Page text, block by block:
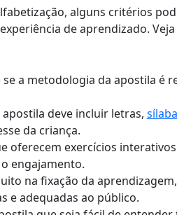
alguns critérios
de aprendizado.
a metodologia da apostila é
apostila deve incluir letras,
da criança.
oferecem exercícios
engajamento.
na fixação da
e adequadas ao público.